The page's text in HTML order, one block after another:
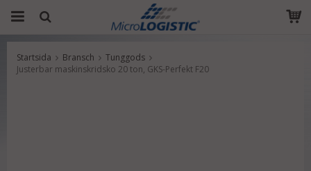
Produkten har blivit tillagd i varukorgen
Startsida Bransch
Tunggods
Justerbar maskinskridsko 20 ton, GKS-Perfekt F20